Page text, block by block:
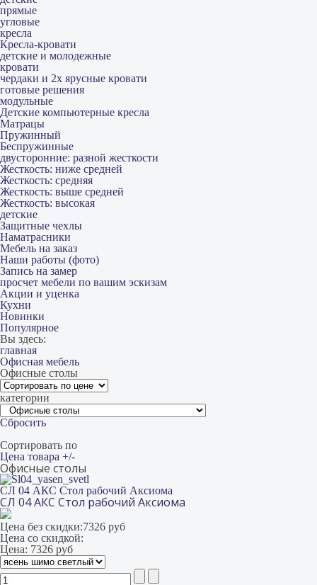
прямые
угловые
кресла
Кресла-кровати
детские и молодежные
кровати
чердаки и 2х ярусные кровати
готовые решения
модульные
Детские компьютерные кресла
Матрацы
Пружинный
Беспружинные
двусторонние: разной жесткости
Жесткость: ниже средней
Жесткость: средняя
Жесткость: выше средней
Жесткость: высокая
детские
Защитные чехлы
Наматрасники
Мебель на заказ
Наши работы (фото)
Запись на замер
просчет мебели по вашим эскизам
Акции и уценка
Кухни
Новинки
Популярное
Вы здесь:
главная
Офисная мебель
Офисные столы
категории
Сбросить
Сортировать по
Цена товара +/-
Офисные столы
СЛ 04 АКС Стол рабочий Аксиома
СЛ 04 АКС Стол рабочий Аксиома
Цена без скидки:7326 руб
Цена со скидкой:
Цена: 7326 руб